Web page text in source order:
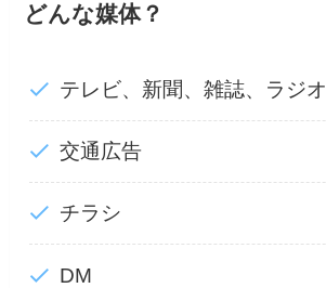
どんな媒体？
テレビ、新聞、雑誌、ラジオ
交通広告
チラシ
DM